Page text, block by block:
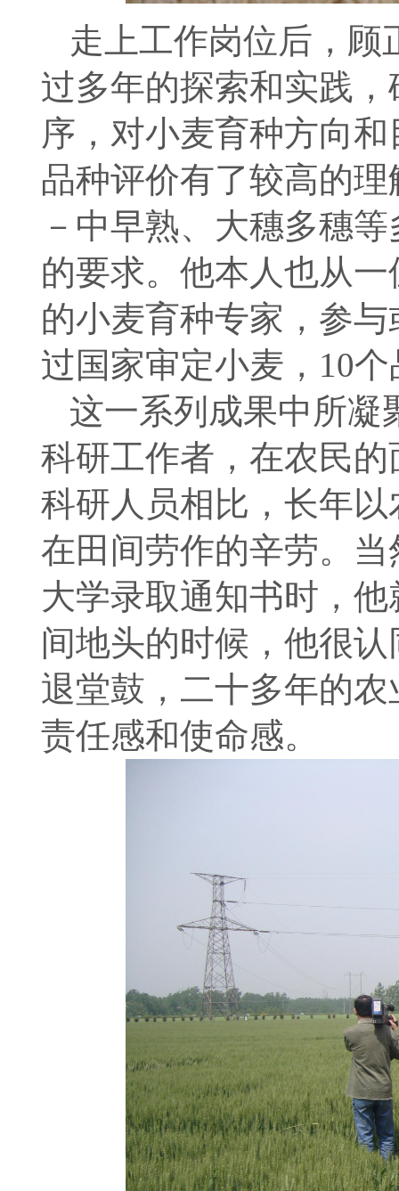
走上工作岗位后，顾
过多年的探索和实践
序，对小麦育种方向
品种评价有了较高的
－中早熟、大穗多穗
的要求。他本人也从
的小麦育种专家，参
过国家审定小麦，10
这一系列成果中所凝
科研工作者，在农民
科研人员相比，长年
在田间劳作的辛劳。
大学录取通知书时，
间地头的时候，他很
退堂鼓，二十多年的
责任感和使命感。